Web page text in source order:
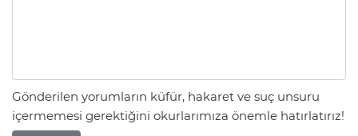
Gönderilen yorumların küfür, hakaret ve suç unsuru
içermemesi gerektiğini okurlarımıza önemle hatırlatırız!